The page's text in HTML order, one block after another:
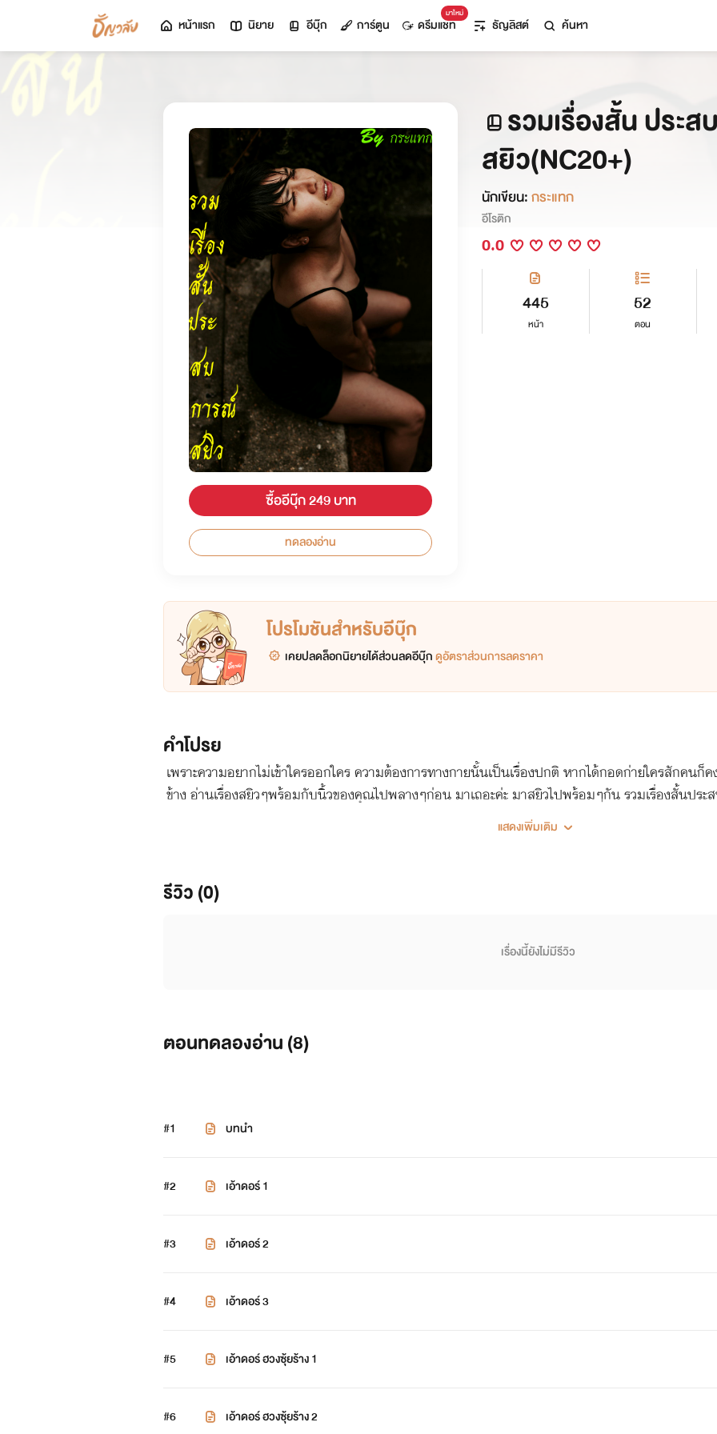
หน้าแรก นิยาย อีบุ๊ก การ์ตูน
มาใหม่
ดรีมแชท ธัญลิสต์ ค้นหา
ซื้ออีบุ๊ก 249 บาท
ทดลองอ่าน
รวมเรื่องสั้น ประ
สยิว(NC20+)
นักเขียน:กระแทก
อีโรติก
0.0
445
หน้า
52
ตอน
โปรโมชันสำหรับอีบุ๊ก
เคยปลดล็อกนิยายได้ส่วนลดอีบุ๊กดูอัตราส่วนการลดราคา
คำโปรย
เพราะความอยากไม่เข้าใครออกใคร ความต้องการทางกายนั้นเป็นเรื่องปกติ หากได้กอดก่ายใครสักคน
ข้าง อ่านเรื่องสยิวๆพร้อมกับนิ้วของคุณไปพลางๆก่อน มาเถอะค่ะ มาสยิวไปพร้อมๆกัน รวมเรื่องสั้นปร
แสดงเพิ่มเติม
รีวิว (0)
เรื่องนี้ยังไม่มีรีวิว
ตอนทดลองอ่าน (8)
#1 บทนำ
#2 เอ้าดอร์ 1
#3 เอ้าดอร์ 2
#4 เอ้าดอร์ 3
#5 เอ้าดอร์ ฮวงซุ้ยร้าง 1
#6 เอ้าดอร์ ฮวงซุ้ยร้าง 2